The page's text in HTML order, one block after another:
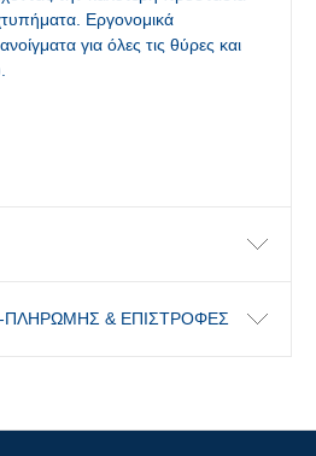
Εργονομικά
για όλες τις θύρες και
& ΕΠΙΣΤΡΟΦΕΣ